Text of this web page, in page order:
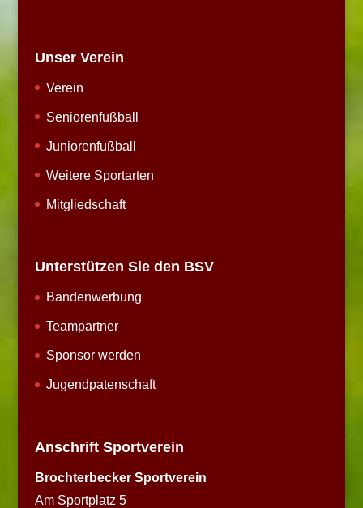
Unser Verein
Verein
Seniorenfußball
Juniorenfußball
Weitere Sportarten
Mitgliedschaft
Unterstützen Sie den BSV
Bandenwerbung
Teampartner
Sponsor werden
Jugendpatenschaft
Anschrift Sportverein
Brochterbecker Sportverein
Am Sportplatz 5